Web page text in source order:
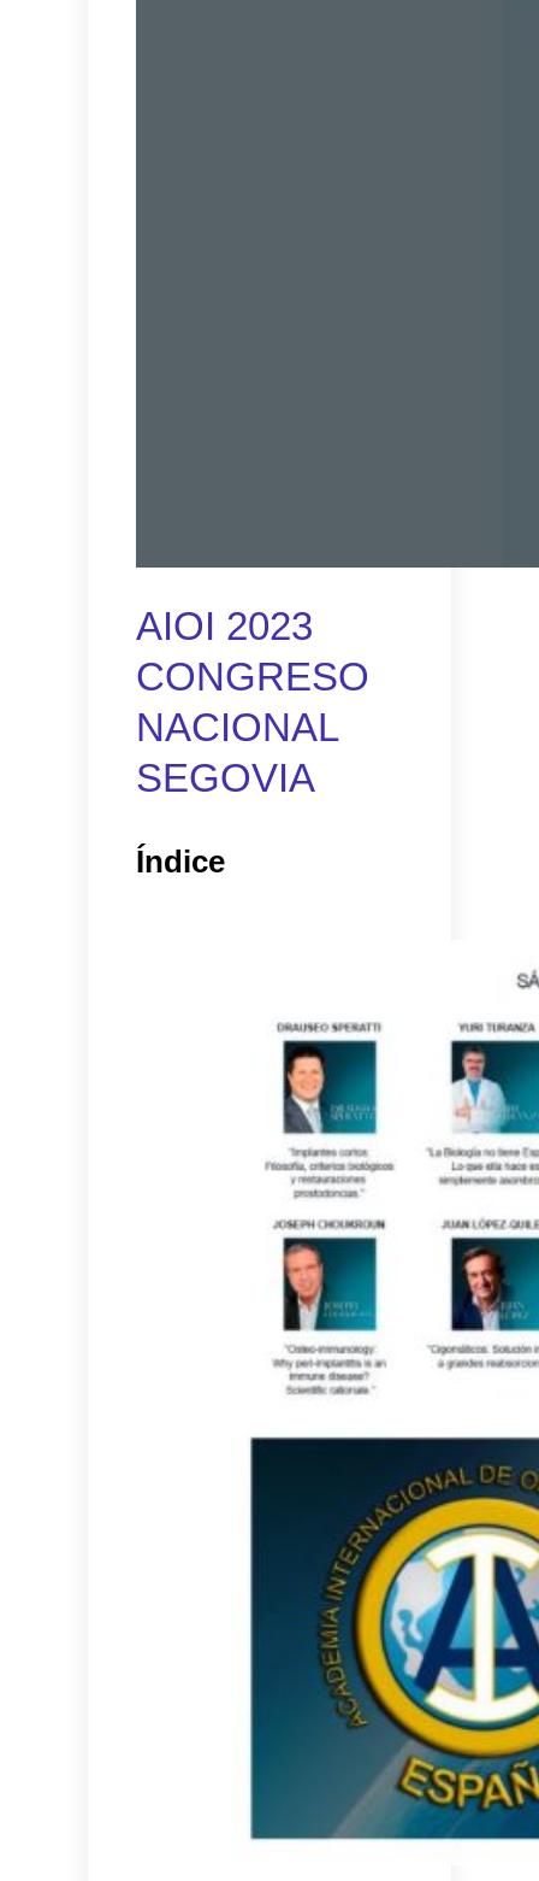
AIOI 2023
CONGRESO
NACIONAL
SEGOVIA
Índice